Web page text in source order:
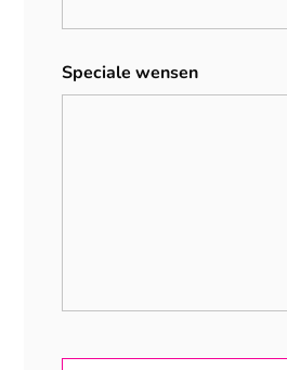
Speciale wensen